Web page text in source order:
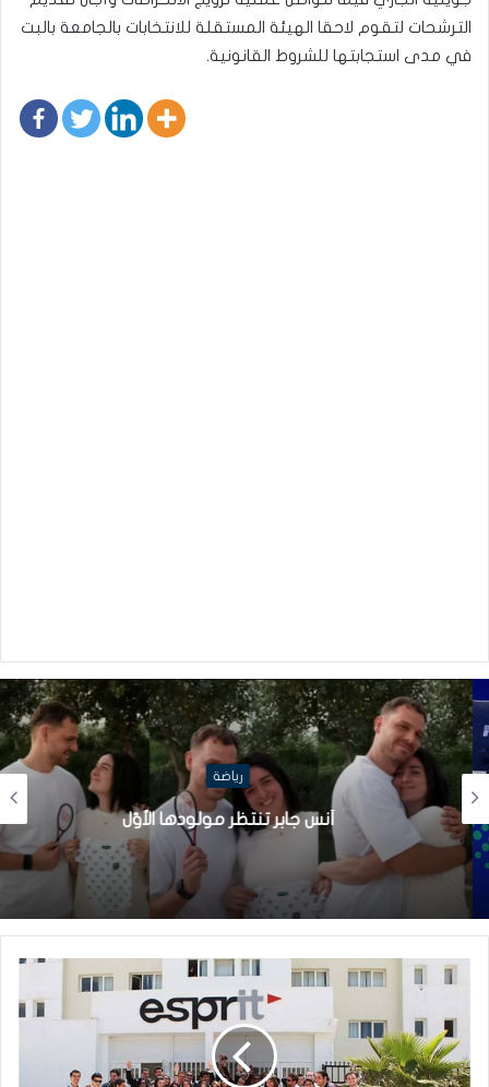
الترشحات لتقوم لاحقا الهيئة المستقلة للانتخابات بالجامعة بالبت
في مدى استجابتها للشروط القانونية.
رياضة
أنس جابر تنتظر مولودها الأوّل